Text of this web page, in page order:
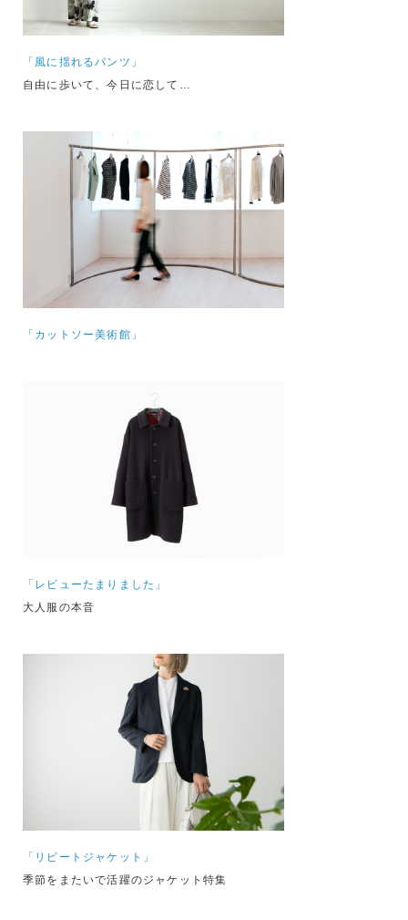
「風に揺れるパンツ」
自由に歩いて、今日に恋して…
「カットソー美術館」
「レビューたまりました」
大人服の本音
「リピートジャケット」
季節をまたいで活躍のジャケット特集